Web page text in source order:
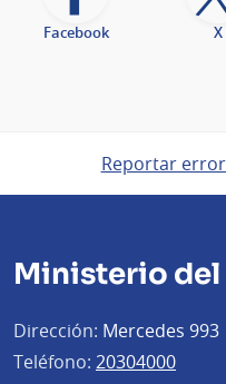
Facebook X
Reportar
Ministerio
Dirección: Mercedes 993
Teléfono: 20304000